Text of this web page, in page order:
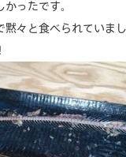
かったです。
黙々と食べられていまし